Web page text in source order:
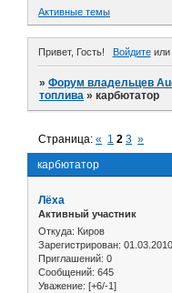
Активные темы
Привет, Гость! Войдитеили
»Форум владельцев
топлива »карбютатор
карбютатор
Страница:« 1 2 3 »
Лёха
Активный участник
Откуда: Киров
Зарегистрирован: 01.03.2010
Приглашений: 0
Сообщений: 645
Уважение: [+6/-1]